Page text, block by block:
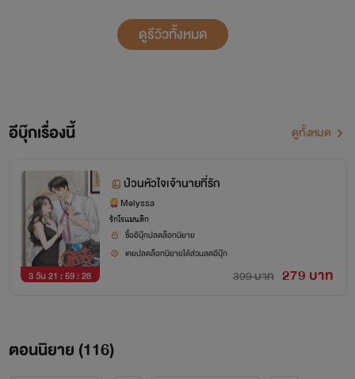
ดูรีวิวทั้งหมด
อีบุ๊กเรื่องนี้ ดูทั้งหมด
3 วัน 21 : 59 : 28
ป่วนหัวใจเจ้านายที่รัก
Melyssa
รักโรแมนติก
ซื้ออีบุ๊กปลดล็อกนิยาย
เคยปลดล็อกนิยายได้ส่วนลดอีบุ๊ก
399 บาท 279 บาท
ตอนนิยาย (116)